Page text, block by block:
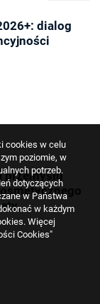
cookies w celu
poziomie, w
potrzeb.
dotyczących
w Państwa
w każdym
Więcej
Cookies"
dialog
przemysłu